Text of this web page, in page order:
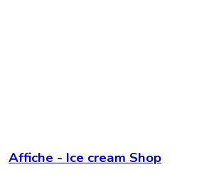
Affiche - Ice cream Shop